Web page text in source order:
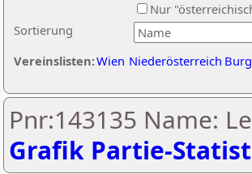
Sortierung
Nur
Vereinslisten:Wien Niederösterreich
Pnr:143135 Name:
Grafik Partie-